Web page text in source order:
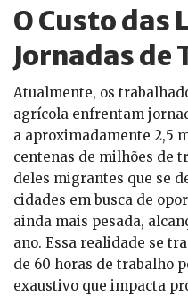
O Custo das
Jornadas de
Atualmente, os
agrícola enfrentam
a aproximadamente 2,5
centenas de milhões de
deles migrantes que se
cidades em busca de
ainda mais pesada,
ano. Essa realidade se
de 60 horas de trabalho
exaustivo que impacta